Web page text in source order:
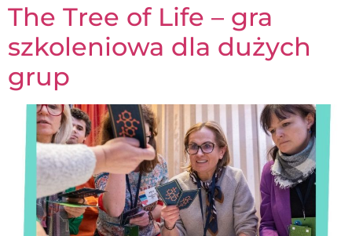
The Tree of Life – gra
szkoleniowa dla dużych
grup